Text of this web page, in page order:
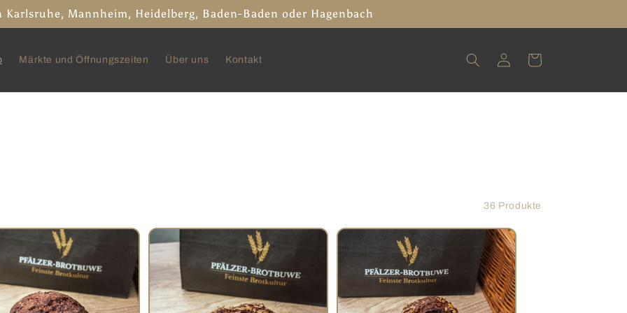
Mannheim, Heidelberg, Baden-Baden oder Hagenbach
Märkte und Öffnungszeiten Über uns Kontakt EinloggenWarenkorb
36 Produkte